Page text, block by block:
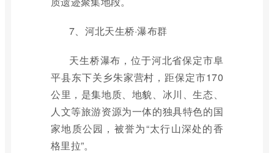
7、河北天生桥·瀑布群
天生桥瀑布，位于河北省保定市阜
平县东下关乡朱家营村，距保定市170
公里，是集地质、地貌、冰川、生态、
人文等旅游资源为一体的独具特色的国
家地质公园，被誉为“太行山深处的香
格里拉”。